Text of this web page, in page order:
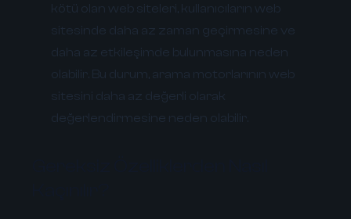
kötü olan web siteleri, kullanıcıların web
sitesinde daha az zaman geçirmesine ve
daha az etkileşimde bulunmasına neden
olabilir. Bu durum, arama motorlarının web
sitesini daha az değerli olarak
değerlendirmesine neden olabilir.